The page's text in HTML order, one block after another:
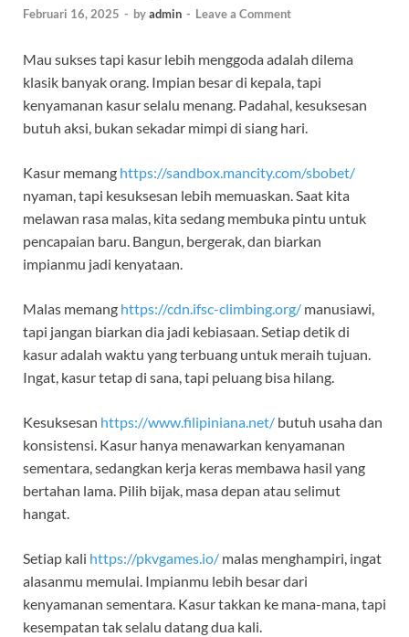
Februari 16, 2025 - byadmin - Leave a Comment
Mau sukses tapi kasur lebih menggoda adalah dilema
klasik banyak orang. Impian besar di kepala, tapi
kenyamanan kasur selalu menang. Padahal, kesuksesan
butuh aksi, bukan sekadar mimpi di siang hari.
Kasur memang https://sandbox.mancity.com/sbobet/
nyaman, tapi kesuksesan lebih memuaskan. Saat kita
melawan rasa malas, kita sedang membuka pintu untuk
pencapaian baru. Bangun, bergerak, dan biarkan
impianmu jadi kenyataan.
Malas memang https://cdn.ifsc-climbing.org/ manusiawi,
tapi jangan biarkan dia jadi kebiasaan. Setiap detik di
kasur adalah waktu yang terbuang untuk meraih tujuan.
Ingat, kasur tetap di sana, tapi peluang bisa hilang.
Kesuksesan https://www.filipiniana.net/ butuh usaha dan
konsistensi. Kasur hanya menawarkan kenyamanan
sementara, sedangkan kerja keras membawa hasil yang
bertahan lama. Pilih bijak, masa depan atau selimut
hangat.
Setiap kali https://pkvgames.io/ malas menghampiri, ingat
alasanmu memulai. Impianmu lebih besar dari
kenyamanan sementara. Kasur takkan ke mana-mana, tapi
kesempatan tak selalu datang dua kali.